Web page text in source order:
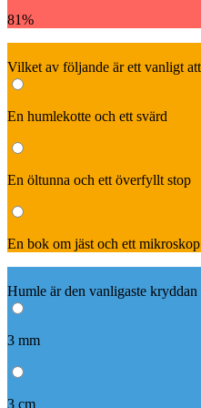
81%
Vilket av följande är ett vanligt
En humlekotte och ett svärd
En öltunna och ett överfyllt stop
En bok om jäst och ett mikroskop
Humle är den vanligaste
3 mm
3 cm